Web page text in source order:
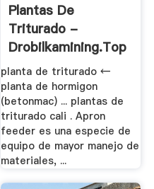
Plantas De
Triturado -
Drobilkamining.top
planta de triturado ←
planta de hormigon
(betonmac) ... plantas de
triturado cali . Apron
feeder es una especie de
equipo de mayor manejo de
materiales, ...